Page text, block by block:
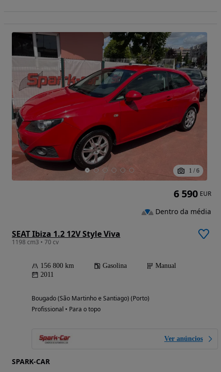
1 / 6
SEAT Ibiza 1.2 12V Style Viva
1198 cm3 • 70 cv
156 800 km Gasolina
Manual
2011
Bougado (São Martinho e Santiago) (Porto)
Profissional • Para o topo
Ver anúncios
SPARK-CAR
6 590 EUR
Dentro da média